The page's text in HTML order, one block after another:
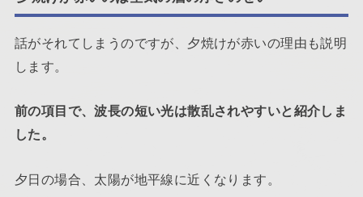
話がそれてしまうのですが、夕焼けが赤いの理由も説明
します。
前の項目で、波長の短い光は散乱されやすいと紹介しま
した。
夕日の場合、太陽が地平線に近くなります。